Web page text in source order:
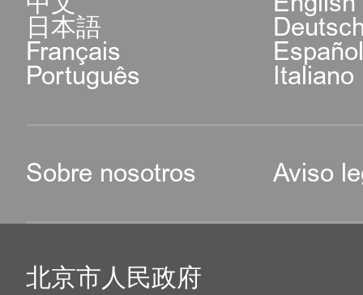
日本語
Français
Português Italiano
Sobre nosotros Aviso
北京市人民政府